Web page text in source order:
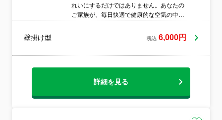
れいにするだけではありません。あなたの
ご家族が、毎日快適で健康的な空気の中で
の喜びです。3歳と4歳の男の子を育てる父
親として、家族の健康と安心に妥協は一切
ていただけると確信しています今すぐお気
壁掛け型 税込 6,000円
詳細を見る